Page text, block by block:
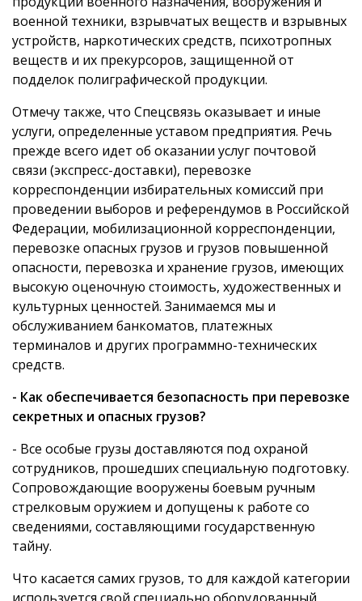
военной техники, взрывчатых веществ и взрывных
устройств, наркотических средств, психотропных
веществ и их прекурсоров, защищенной от
подделок полиграфической продукции.
Отмечу также, что Спецсвязь оказывает и иные
услуги, определенные уставом предприятия. Речь
прежде всего идет об оказании услуг почтовой
связи (экспресс-доставки), перевозке
корреспонденции избирательных комиссий при
проведении выборов и референдумов в Российской
Федерации, мобилизационной корреспонденции,
перевозке опасных грузов и грузов повышенной
опасности, перевозка и хранение грузов, имеющих
высокую оценочную стоимость, художественных и
культурных ценностей. Занимаемся мы и
обслуживанием банкоматов, платежных
терминалов и других программно-технических
средств.
- Как обеспечивается безопасность при перевозке
секретных и опасных грузов?
- Все особые грузы доставляются под охраной
сотрудников, прошедших специальную подготовку.
Сопровождающие вооружены боевым ручным
стрелковым оружием и допущены к работе со
сведениями, составляющими государственную
тайну.
Что касается самих грузов, то для каждой категории
используется свой специально оборудованный